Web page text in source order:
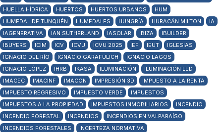
HUELLA HÍDRICA
HUERTOS HUERTOS URBANOS
HUM
HUMEDAL DE TUNQUÉN
HUMEDALES HUNGRÍA HURACÁN MILTON
IA
IAGENERATIVA
IAN SUTHERLAND IASOLAR IBIZA
IBUILDER
IBUYERS
ICIM ICV ICVU ICVU 2025 IEF IEUT
IGLESIAS
IGNACIO DEL RÍO
IGNACIO GARAFULICH
IGNACIO LAGOS
IGNACIO LÓPEZ
IHRB IKASA ILUMINACIÓN
ILUMINACIÓN LED
IMACEC
IMACINF IMACON IMPRESIÓN 3D
IMPUESTO A LA RENTA
IMPUESTO REGRESIVO
IMPUESTO VERDE
IMPUESTOS
IMPUESTOS A LA PROPIEDAD
IMPUESTOS INMOBILIARIOS
INCENDIO
INCENDIO FORESTAL
INCENDIOS
INCENDIOS EN VALPARAÍSO
INCENDIOS FORESTALES
INCERTEZA NORMATIVA